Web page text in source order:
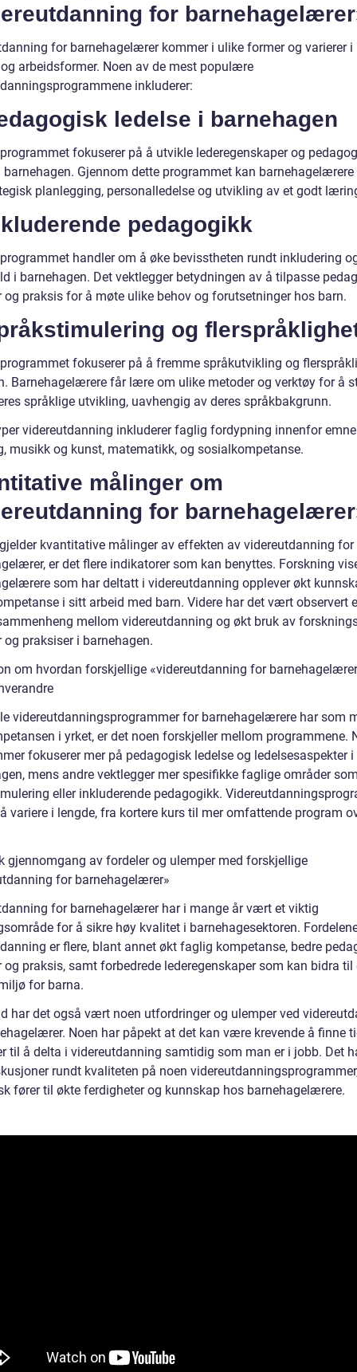
for
for barnehagelærer kommer i ulike former og varierer i
arbeidsformer. Noen av de mest populære
inkluderer:
ledelse i barnehagen
fokuserer på å utvikle lederegenskaper og
barnehagen. Gjennom dette programmet kan
planlegging, personalledelse og utvikling av et godt
pedagogikk
handler om å øke bevisstheten rundt inkludering
i barnehagen. Det vektlegger betydningen av å tilpasse
og praksis for å møte ulike behov og forutsetninger hos barn.
og
fokuserer på å fremme språkutvikling og
Barnehagelærere får lære om ulike metoder og verktøy for å
språklige utvikling, uavhengig av deres språkbakgrunn.
videreutdanning inkluderer faglig fordypning innenfor
musikk og kunst, matematikk, og sosialkompetanse.
målinger om
for
kvantitative målinger av effekten av videreutdanning for
er det flere indikatorer som kan benyttes. Forskning
som har deltatt i videreutdanning opplever økt
i sitt arbeid med barn. Videre har det vært observert
mellom videreutdanning og økt bruk av
og praksiser i barnehagen.
om hvordan forskjellige «videreutdanning for
videreutdanningsprogrammer for barnehagelærere har som
i yrket, er det noen forskjeller mellom programmene.
fokuserer mer på pedagogisk ledelse og ledelsesaspekter i
mens andre vektlegger mer spesifikke faglige områder
eller inkluderende pedagogikk.
variere i lengde, fra kortere kurs til mer omfattende program
gjennomgang av fordeler og ulemper med forskjellige
for barnehagelærer»
for barnehagelærer har i mange år vært et viktig
for å sikre høy kvalitet i barnehagesektoren.
er flere, blant annet økt faglig kompetanse, bedre
og praksis, samt forbedrede lederegenskaper som kan bidra til
for barna.
har det også vært noen utfordringer og ulemper ved
Noen har påpekt at det kan være krevende å finne
til å delta i videreutdanning samtidig som man er i jobb. Det
rundt kvaliteten på noen
fører til økte ferdigheter og kunnskap hos barnehagelærere.